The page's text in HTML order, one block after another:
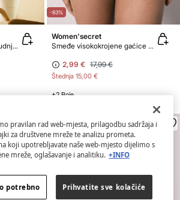
Žuti LOVELY trokutasti grudnjak bez šavova
-83%
Women'secret
Smeđe visokokrojene gaćice od mikrofibre s čistim rubom
2,99 € 17,99 €
Štednja 15,00 €
+2 Boje
pravilan rad web-mjesta, prilagodbu sadržaja i
za društvene mreže te analizu prometa.
koji upotrebljavate naše web-mjesto dijelimo s
mreže, oglašavanje i analitiku. +INFO
potrebno Prihvatite sve kolačiće